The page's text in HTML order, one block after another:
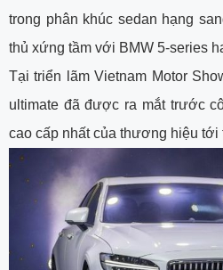
trong phân khúc sedan hạng
thủ xứng tầm với BMW 5-series
Tại triển lãm Vietnam Motor
ultimate đã được ra mắt trước
cao cấp nhất của thương hiệu